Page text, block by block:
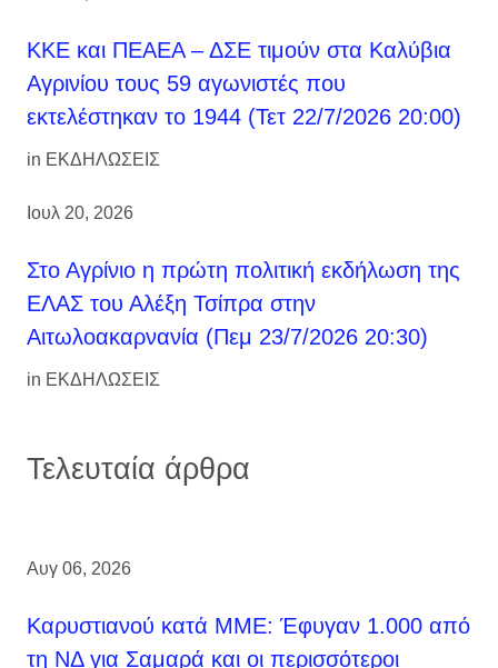
ΚΚΕ και ΠΕΑΕΑ – ΔΣΕ τιμούν στα Καλύβια
Αγρινίου τους 59 αγωνιστές που
εκτελέστηκαν το 1944 (Τετ 22/7/2026 20:00)
in ΕΚΔΗΛΩΣΕΙΣ
Ιουλ 20, 2026
Στο Αγρίνιο η πρώτη πολιτική εκδήλωση της
ΕΛΑΣ του Αλέξη Τσίπρα στην
Αιτωλοακαρνανία (Πεμ 23/7/2026 20:30)
in ΕΚΔΗΛΩΣΕΙΣ
Τελευταία άρθρα
Αυγ 06, 2026
Καρυστιανού κατά ΜΜΕ: Έφυγαν 1.000 από
τη ΝΔ για Σαμαρά και οι περισσότεροι